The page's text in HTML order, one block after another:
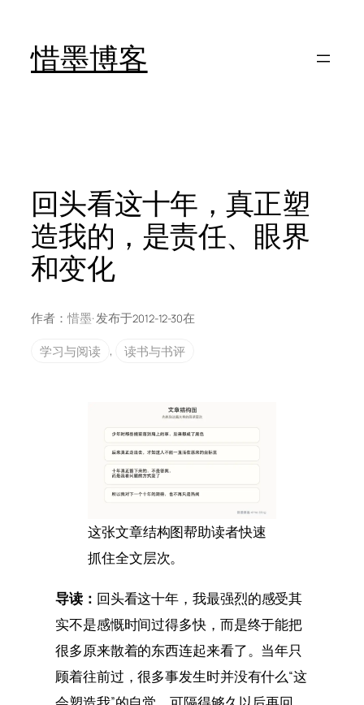
惜墨博客
回头看这十年，真正塑
造我的，是责任、眼界
和变化
作者： 惜墨· 发布于2012-12-30在
学习与阅读
, 读书与书评
这张文章结构图帮助读者快速
抓住全文层次。
导读： 回头看这十年，我最强烈的感受其
实不是感慨时间过得多快，而是终于能把
很多原来散着的东西连起来看了。当年只
顾着往前过，很多事发生时并没有什么“这